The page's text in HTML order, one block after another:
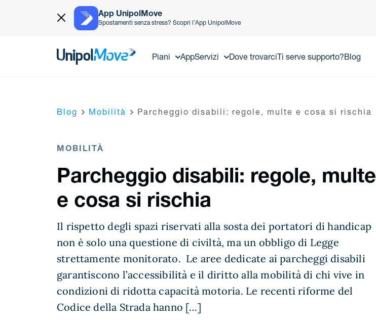
App UnipolMove
Spostamenti senza stress? Scopri l’App UnipolMove
UnipolMove Piani AppServizi Dove trovarci Ti serve supporto?Blog
Blog Mobilità Parcheggio disabili: regole, multe e cosa si rischia
MOBILITÀ
Parcheggio disabili: regole, multe
e cosa si rischia
Il rispetto degli spazi riservati alla sosta dei portatori di handicap
non è solo una questione di civiltà, ma un obbligo di Legge
strettamente monitorato. Le aree dedicate ai parcheggi disabili
garantiscono l’accessibilità e il diritto alla mobilità di chi vive in
condizioni di ridotta capacità motoria. Le recenti riforme del
Codice della Strada hanno […]